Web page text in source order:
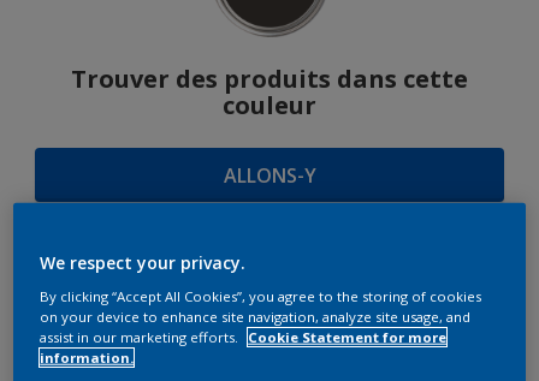
Trouver des produits dans cette
couleur
ALLONS-Y
SUGGESTIONS
D'HARMONIES
We respect your privacy.
By clicking “Accept All Cookies”, you agree to the storing of cookies
on your device to enhance site navigation, analyze site usage, and
assist in our marketing efforts.
Cookie Statement for more
information.